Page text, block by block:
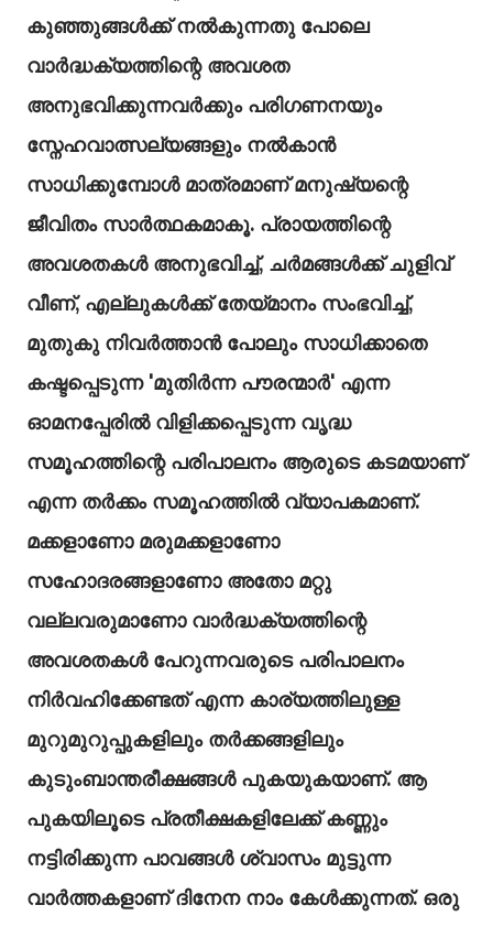
കുഞ്ഞുങ്ങൾക്ക് നൽകുന്നതു പോലെ
വാർദ്ധക്യത്തിന്റെ അവശത
അനുഭവിക്കുന്നവർക്കും പരിഗണനയും
സ്നേഹവാത്സല്യങ്ങളും നൽകാൻ
സാധിക്കുമ്പോൾ മാത്രമാണ് മനുഷ്യന്റെ
ജീവിതം സാർത്ഥകമാകൂ. പ്രായത്തിന്റെ
അവശതകൾ അനുഭവിച്ച്, ചർമങ്ങൾക്ക് ചുളിവ്
വീണ്, എല്ലുകൾക്ക് തേയ്മാനം സംഭവിച്ച്,
മുതുകു നിവർത്താൻ പോലും സാധിക്കാതെ
കഷ്ടപ്പെടുന്ന 'മുതിർന്ന പൗരന്മാർ' എന്ന
ഓമനപ്പേരിൽ വിളിക്കപ്പെടുന്ന വൃദ്ധ
സമൂഹത്തിന്റെ പരിപാലനം ആരുടെ കടമയാണ്
എന്ന തർക്കം സമൂഹത്തിൽ വ്യാപകമാണ്.
മക്കളാണോ മരുമക്കളാണോ
സഹോദരങ്ങളാണോ അതോ മറ്റു
വല്ലവരുമാണോ വാർദ്ധക്യത്തിന്റെ
അവശതകൾ പേറുന്നവരുടെ പരിപാലനം
നിർവഹിക്കേണ്ടത് എന്ന കാര്യത്തിലുള്ള
മുറുമുറുപ്പുകളിലും തർക്കങ്ങളിലും
കുടുംബാന്തരീക്ഷങ്ങൾ പുകയുകയാണ്. ആ
പുകയിലൂടെ പ്രതീക്ഷകളിലേക്ക് കണ്ണും
നട്ടിരിക്കുന്ന പാവങ്ങൾ ശ്വാസം മുട്ടുന്ന
വാർത്തകളാണ് ദിനേന നാം കേൾക്കുന്നത്. ഒരു